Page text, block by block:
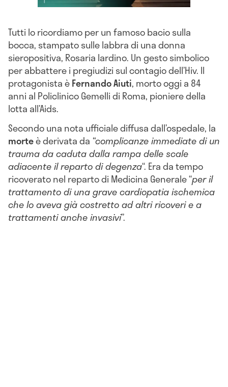
Tutti lo ricordiamo per un famoso bacio sulla
bocca, stampato sulle labbra di una donna
sieropositiva, Rosaria Iardino. Un gesto simbolico
per abbattere i pregiudizi sul contagio dell’Hiv. Il
protagonista èFernando Aiuti, morto oggi a 84
anni al Policlinico Gemelli di Roma, pioniere della
lotta all’Aids.
Secondo una nota ufficiale diffusa dall’ospedale, la
morteè derivata da “complicanze immediate di un
trauma da caduta dalla rampa delle scale
adiacente il reparto di degenza“. Era da tempo
ricoverato nel reparto di Medicina Generale “per il
trattamento di una grave cardiopatia ischemica
che lo aveva già costretto ad altri ricoveri e a
trattamenti anche invasivi”.